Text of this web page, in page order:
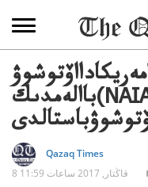
باالەمدىك(NAIAS)
Qazaq Times
8 قاڭتار, 2017 ساعات 11:59